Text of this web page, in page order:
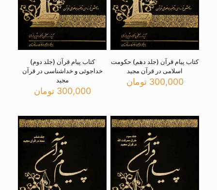
کتاب پیام قرآن (جلد دهم) حکومت
اسلامی در قرآن مجید
300,000 تومان
کتاب پیام قرآن (جلد دوم)
خداجوئی و خداشناسی در قرآن
مجید
300,000 تومان